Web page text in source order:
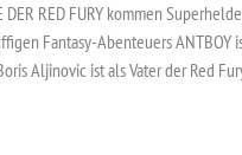
DER RED FURY kommen
Fantasy-Abenteuers
Aljinovic ist als Vater der Red